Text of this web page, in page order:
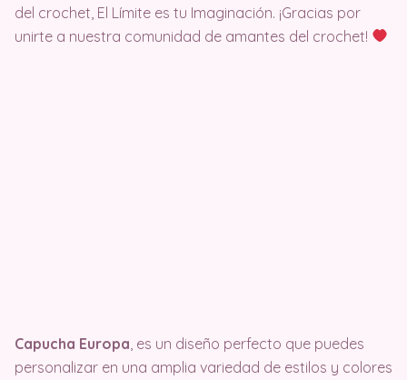
del crochet, El Límite es tu Imaginación. ¡Gracias por
unirte a nuestra comunidad de amantes del crochet!
Capucha Europa , es un diseño perfecto que puedes
personalizar en una amplia variedad de estilos y colores